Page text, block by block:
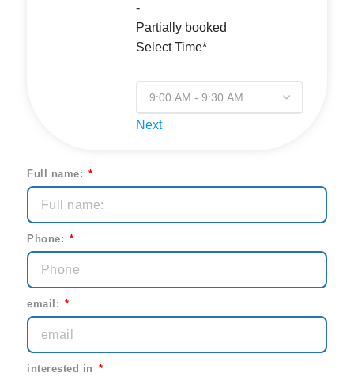
-
Partially booked
Select Time*
Next
Full name:
Phone:
email:
interested in